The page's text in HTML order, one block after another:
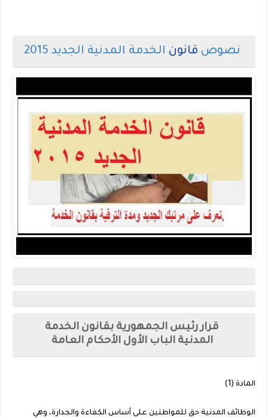
نصوص قانون الخدمة المدنية الجديد 2015
قرار رئيس الجمهورية بقانون الخدمة
المدنيةالباب الأول الأحكام العامة
المادة (1)
الوظائف المدنية حق للمواطنين على أساس الكفاءة والجدارة، وهي